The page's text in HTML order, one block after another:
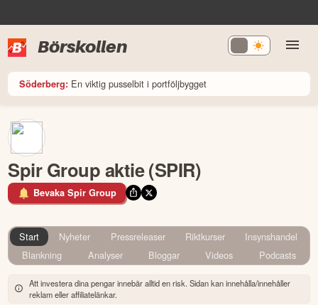
Börskollen
Söderberg: En viktig pusselbit i portföljbygget
Spir Group aktie (SPIR)
Bevaka Spir Group
Start Nyheter Pressreleaser Riktkurser
Insynshandel
Blankning
Analyser Bloggar Videos Podcasts
Att investera dina pengar innebär alltid en risk. Sidan kan innehålla/innehåller
reklam eller affiliatelänkar.